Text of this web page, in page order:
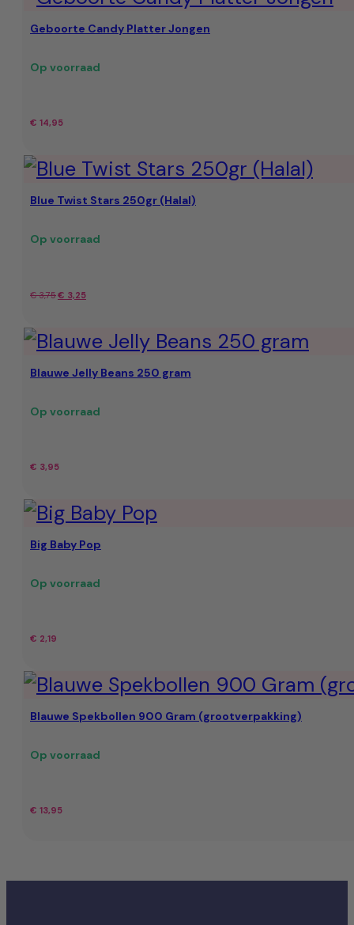
Geboorte Candy Platter Jongen
Op voorraad
€ 14,95
Blue Twist Stars 250gr (Halal)
Op voorraad
€3,75Oorspronkelijke
was:
€ 3,75.
€ 3,25Huidige
is:
€ 3,25.
Blauwe Jelly Beans 250 gram
Op voorraad
€ 3,95
Big Baby Pop
Op voorraad
€ 2,19
Blauwe Spekbollen 900 Gram (grootverpakking)
Op voorraad
€ 13,95